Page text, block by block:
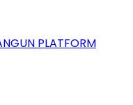
PLATFORM